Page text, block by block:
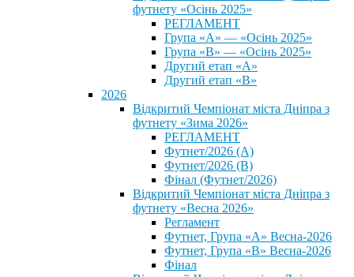
футнету «Осінь 2025»
РЕГЛАМЕНТ
Група «А» — «Осінь 2025»
Група «В» — «Осінь 2025»
Другий етап «А»
Другий етап «В»
2026
Відкритий Чемпіонат міста Дніпра з
футнету «Зима 2026»
РЕГЛАМЕНТ
Футнет/2026 (А)
Футнет/2026 (В)
Фінал (Футнет/2026)
Відкритий Чемпіонат міста Дніпра з
футнету «Весна 2026»
Регламент
Футнет, Група «А» Весна-2026
Футнет, Група «В» Весна-2026
Фінал